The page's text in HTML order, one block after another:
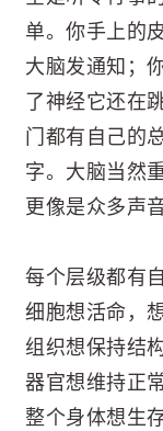
单。你手上的
大脑发通知；
了神经它还在
门都有自己的
字。大脑当然
更像是众多声
每个层级都有
细胞想活命，
组织想保持结
器官想维持正
整个身体想生